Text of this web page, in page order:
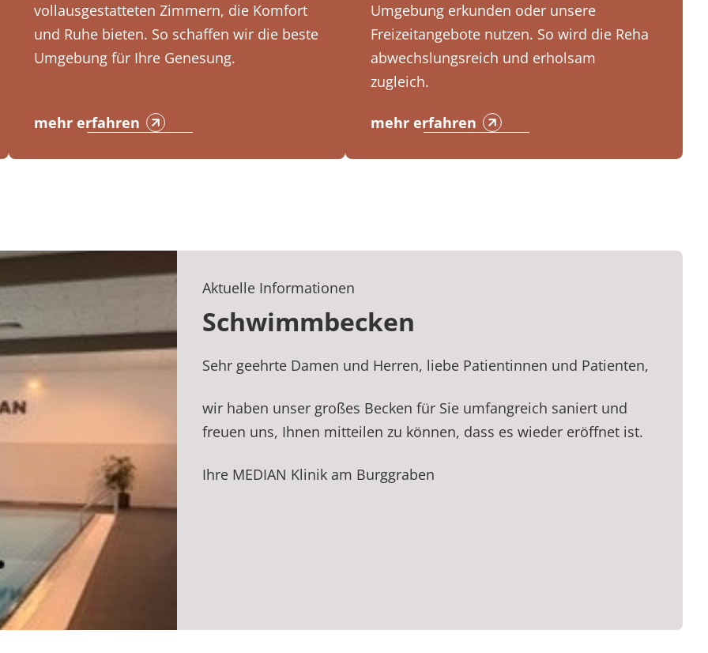
vollausgestatteten Zimmern, die Komfort
und Ruhe bieten. So schaffen wir die beste
Umgebung für Ihre Genesung.
mehr erfahren
Umgebung erkunden oder unsere
Freizeitangebote nutzen. So wird die Reha
abwechslungsreich und erholsam
zugleich.
mehr erfahren
Aktuelle Informationen
Schwimmbecken
Sehr geehrte Damen und Herren, liebe Patientinnen und Patienten,
wir haben unser großes Becken für Sie umfangreich saniert und
freuen uns, Ihnen mitteilen zu können, dass es wieder eröffnet ist.
Ihre MEDIAN Klinik am Burggraben